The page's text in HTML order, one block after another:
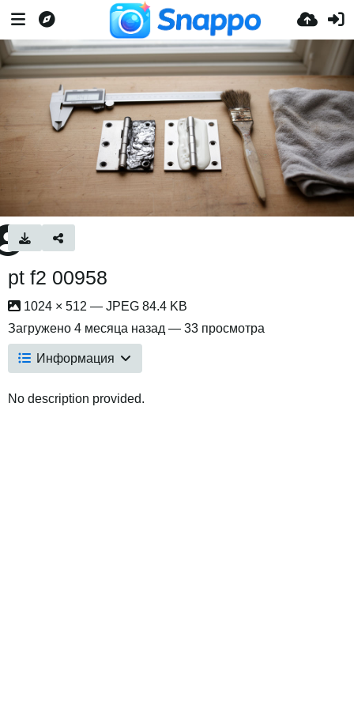
pt f2 00958
1024 × 512 — JPEG 84.4 KB
Загружено 4 месяца назад — 33 просмотра
Информация
No description provided.